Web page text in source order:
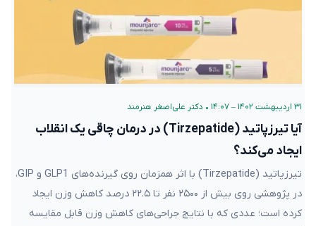
۳۱ اردیبهشت ۱۴۰۲ – ۱۴:۰۷ • دکتر علی‌اصغر هنرمند
آیا تیرزپاتید (Tirzepatide) در درمان چاقی یک انقلاب
ایجاد می‌کند؟
تیرزپاتید (Tirzepatide) با اثر همزمان روی گیرنده‌های GLP1 و GIP،
در پژوهشی روی بیش از ۲۵۰۰ نفر تا ۲۲.۵ درصد کاهش وزن ایجاد
کرده است؛ عددی که با نتایج جراحی‌های کاهش وزن قابل مقایسه